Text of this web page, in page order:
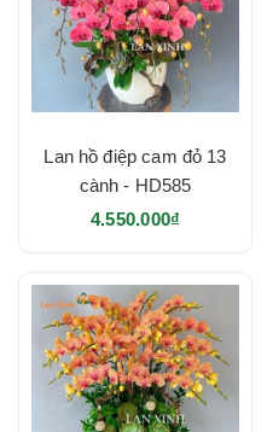
Lan hồ điệp cam đỏ 13
cành - HD585
4.550.000₫